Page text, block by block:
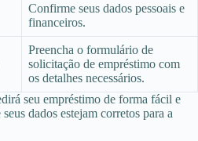
Confirme seus dados pessoais e
financeiros.
Preencha o formulário de
solicitação de empréstimo com
os detalhes necessários.
seu empréstimo de forma fácil e
dados estejam corretos para a